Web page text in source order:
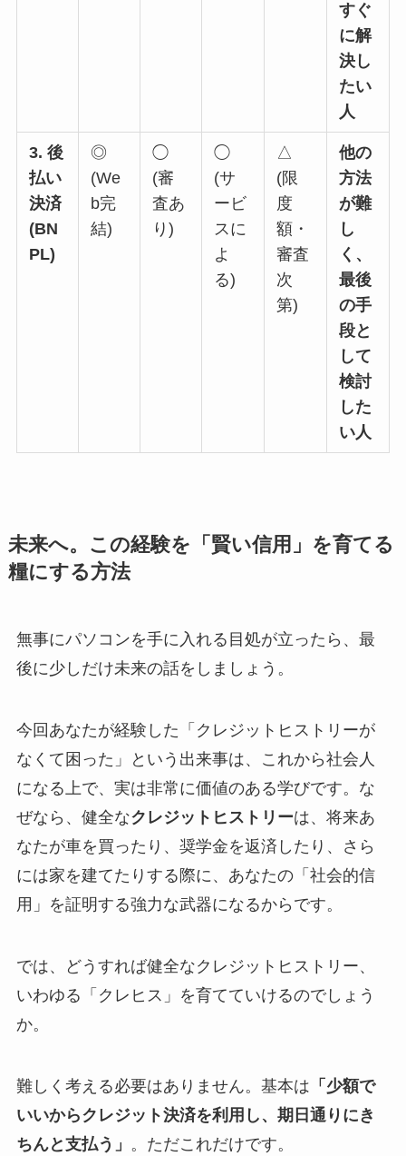
すぐ
に解
決し
たい
人
3. 後
払い
決済
(BN
PL)
◎
(We
b完
結)
◯
(審
査あ
り)
◯
(サ
ービ
スに
よ
る)
△
(限
度
額・
審査
次
第)
他の
方法
が難
し
く、
最後
の手
段と
して
検討
した
い人
未来へ。この経験を「賢い信用」を育てる
糧にする方法
無事にパソコンを手に入れる目処が立ったら、最
後に少しだけ未来の話をしましょう。
今回あなたが経験した「クレジットヒストリーが
なくて困った」という出来事は、これから社会人
になる上で、実は非常に価値のある学びです。な
ぜなら、健全なクレジットヒストリーは、将来あ
なたが車を買ったり、奨学金を返済したり、さら
には家を建てたりする際に、あなたの「社会的信
用」を証明する強力な武器になるからです。
では、どうすれば健全なクレジットヒストリー、
いわゆる「クレヒス」を育てていけるのでしょう
か。
難しく考える必要はありません。基本は 「少額で
いいからクレジット決済を利用し、期日通りにき
ちんと支払う」 。ただこれだけです。